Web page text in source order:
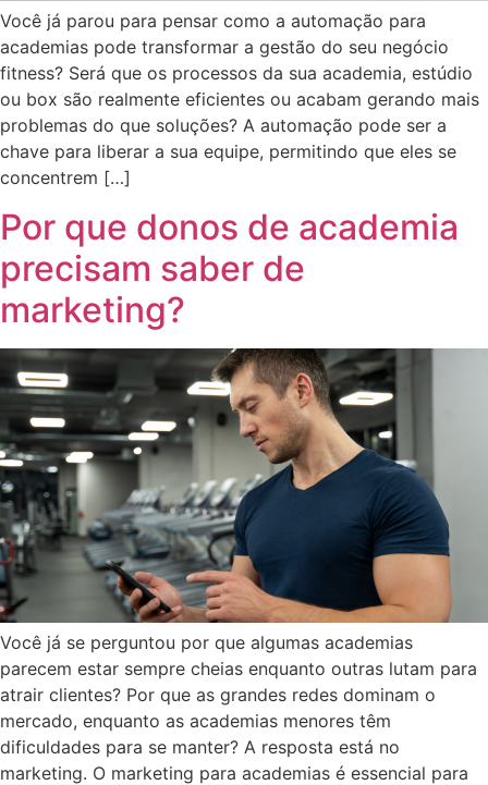
Você já parou para pensar como a automação para
academias pode transformar a gestão do seu negócio
fitness? Será que os processos da sua academia, estúdio
ou box são realmente eficientes ou acabam gerando mais
problemas do que soluções? A automação pode ser a
chave para liberar a sua equipe, permitindo que eles se
concentrem […]
Por que donos de academia
precisam saber de
marketing?
Você já se perguntou por que algumas academias
parecem estar sempre cheias enquanto outras lutam para
atrair clientes? Por que as grandes redes dominam o
mercado, enquanto as academias menores têm
dificuldades para se manter? A resposta está no
marketing. O marketing para academias é essencial para